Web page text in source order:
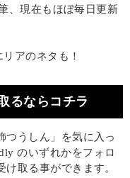
、現在もほぼ毎日更新
アのネタも！
るならコチラ
つうしん」を気に入っ
のいずれかをフォロ
取る事ができます。